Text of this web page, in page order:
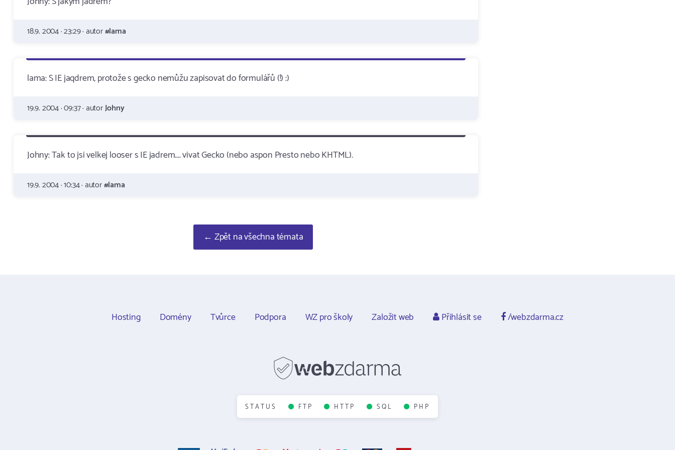
18.9. 2004 · 23:29 · autor#lama
lama: S IE jaqdrem, protože s gecko nemůžu zapisovat do formulářů (!) :)
19.9. 2004 · 09:37 · autorJohny
Johny: Tak to jsi velkej looser s IE jadrem.... vivat Gecko (nebo aspon Presto nebo KHTML).
19.9. 2004 · 10:34 · autor#lama
← Zpět na všechna témata
Hosting Domény Tvůrce Podpora WZ pro školy Založit web Přihlásit se /webzdarma.cz
STATUS FTP HTTP SQL PHP